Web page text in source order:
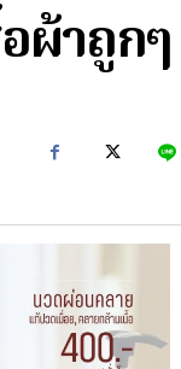
ผ้าถูกๆ